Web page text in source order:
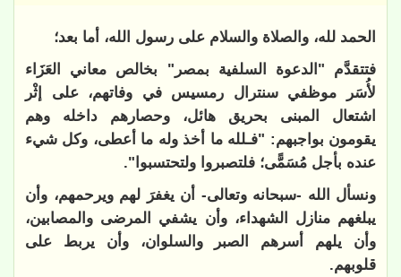
الحمد لله، والصلاة والسلام على رسول الله، أما بعد؛
فتتقدَّم "الدعوة السلفية بمصر" بخالص معاني العَزَاء
لأُسَر موظفي سنترال رمسيس في وفاتهم، على إثْر
اشتعال المبنى بحريق هائل، وحصارهم داخله وهم
يقومون بواجبهم: "فـلله ما أخذ وله ما أعطى، وكل شيء
عنده بأجل ‌مُسَمًّى؛ فلتصبروا ولتحتسبوا".
ونسأل الله -سبحانه وتعالى- أن يغفرَ لهم ويرحمهم، وأن
يبلغهم منازل الشهداء، وأن يشفي المرضى والمصابين،
وأن يلهم أسرهم الصبر والسلوان، وأن يربط على
قلوبهم.